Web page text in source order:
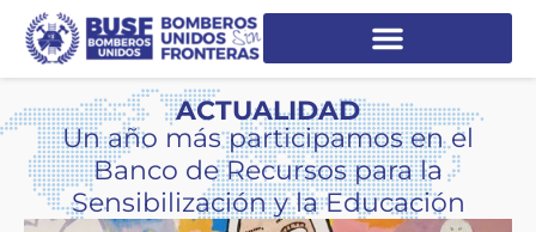
ACTUALIDAD
Un año más participamos en el
Banco de Recursos para la
Sensibilización y la Educación